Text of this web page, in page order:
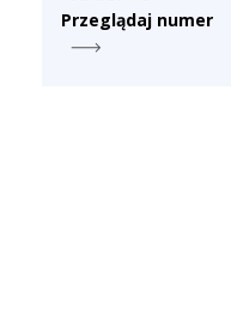
Przeglądaj numer